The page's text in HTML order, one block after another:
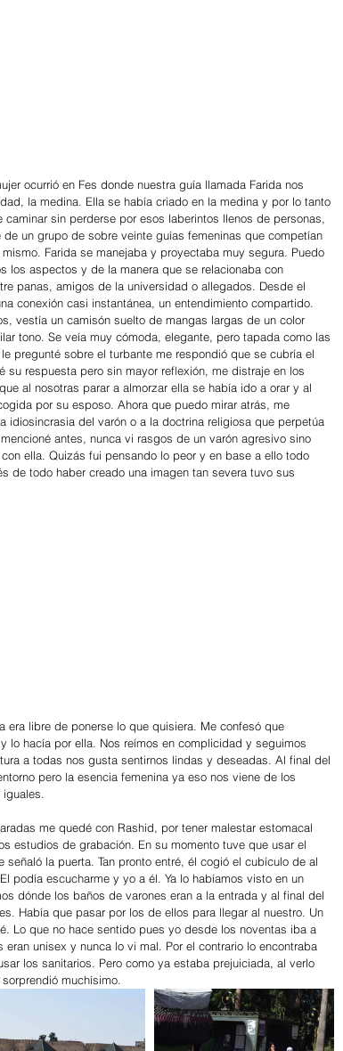
ocurrió en Fes donde nuestra guía llamada Farida nos
la medina. Ella se había criado en la medina y por lo tanto
sin perderse por esos laberintos llenos de personas,
un grupo de sobre veinte guías femeninas que competían
Farida se manejaba y proyectaba muy segura. Puedo
los aspectos y de la manera que se relacionaba con
panas, amigos de la universidad o allegados. Desde el
conexión casi instantánea, un entendimiento compartido.
vestía un camisón suelto de mangas largas de un color
tono. Se veía muy cómoda, elegante, pero tapada como las
pregunté sobre el turbante me respondió que se cubría el
su respuesta pero sin mayor reflexión, me distraje en los
al nosotras parar a almorzar ella se había ido a orar y al
por su esposo. Ahora que puedo mirar atrás, me
idiosincrasia del varón o a la doctrina religiosa que perpetúa
antes, nunca vi rasgos de un varón agresivo sino
ella. Quizás fui pensando lo peor y en base a ello todo
de todo haber creado una imagen tan severa tuvo sus
era libre de ponerse lo que quisiera. Me confesó que
lo hacía por ella. Nos reímos en complicidad y seguimos
a todas nos gusta sentirnos lindas y deseadas. Al final del
pero la esencia femenina ya eso nos viene de los
me quedé con Rashid, por tener malestar estomacal
estudios de grabación. En su momento tuve que usar el
la puerta. Tan pronto entré, él cogió el cubículo de al
podía escucharme y yo a él. Ya lo habíamos visto en un
dónde los baños de varones eran a la entrada y al final del
Había que pasar por los de ellos para llegar al nuestro. Un
Lo que no hace sentido pues yo desde los noventas iba a
unisex y nunca lo vi mal. Por el contrario lo encontraba
los sanitarios. Pero como ya estaba prejuiciada, al verlo
muchísimo.